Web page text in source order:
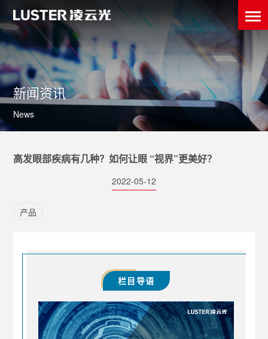
新闻资讯
News
高发眼部疾病有几种？如何让眼 “视界”更美好？
2022-05-12
产品
栏目导语